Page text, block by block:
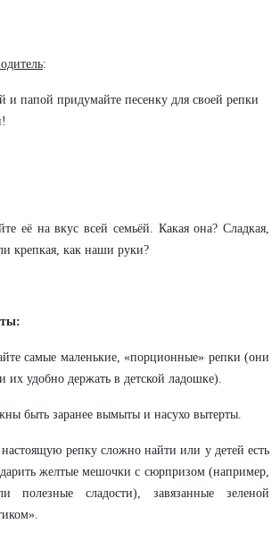
:
и папой придумайте песенку для своей репки
её на вкус всей семьёй. Какая она? Сладкая,
крепкая, как наши руки?
самые маленькие, «порционные» репки (они
их удобно держать в детской ладошке).
быть заранее вымыты и насухо вытерты.
репку сложно найти или у детей есть
желтые мешочки с сюрпризом (например,
полезные сладости), завязанные зеленой